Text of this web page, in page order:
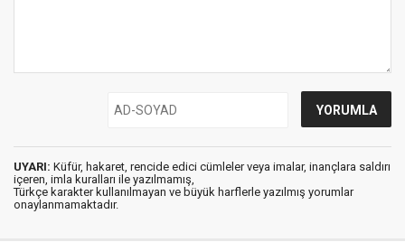
UYARI: Küfür, hakaret, rencide edici cümleler veya imalar, inançlara saldırı
içeren, imla kuralları ile yazılmamış,
Türkçe karakter kullanılmayan ve büyük harflerle yazılmış yorumlar
onaylanmamaktadır.